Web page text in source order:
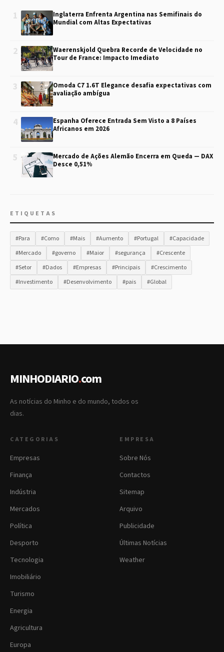
1
Inglaterra Enfrenta Argentina nas Semifinais do
Mundial com Altas Expectativas
2
Waerenskjold Quebra Recorde de Velocidade no
Tour de France: Impacto Imediato
3
Omoda C7 1.6T Elegance desafia expectativas com
avaliação ambígua
4
Espanha Oferece Entrada Sem Visto a 8 Países
Africanos em 2026
5
Mercado de Ações Alemão Encerra em Queda — DAX
Desce 0,51%
ETIQUETAS
#Para #Como #Mais #Aumento #Portugal
#Capacidade
#Mercado
#governo #Maior #segurança
#Crescente
#Setor
#Dados #Empresas #Principais
#Crescimento
#Investimento
#Desenvolvimento #pais #Global
MINHODIARIO.com
As notícias do Minho e do mundo, todos os
dias.
CATEGORIAS
Empresas
Finança
Indústria
Mercados
Política
Desporto
Tecnologia
Imobiliário
Turismo
Energia
Agricultura
Europa
EMPRESA
Sobre Nós
Contactos
Sitemap
Arquivo
Publicidade
Últimas Notícias
Weather